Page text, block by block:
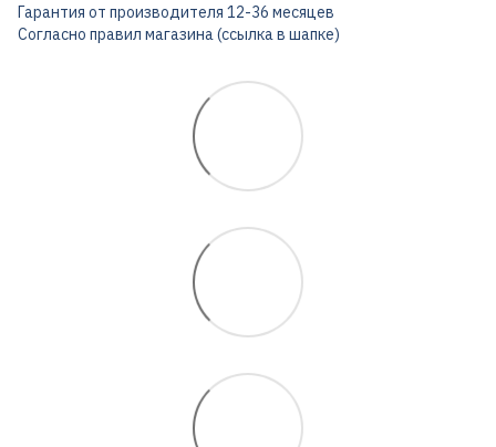
Гарантия от производителя 12-36 месяцев
Согласно правил магазина (ссылка в шапке)